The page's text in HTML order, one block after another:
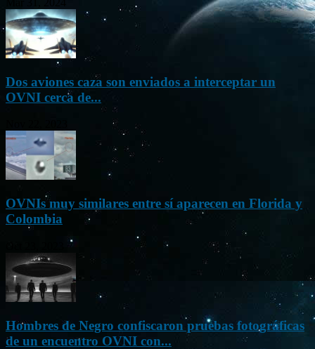
Dos aviones caza son enviados a interceptar un
OVNI cerca de...
OVNIs muy similares entre sí aparecen en Florida y
Colombia
Hombres de Negro confiscaron pruebas fotográficas
de un encuentro OVNI con...